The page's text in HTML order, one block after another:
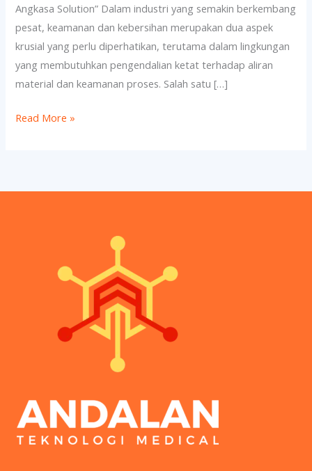
Angkasa Solution” Dalam industri yang semakin berkembang
pesat, keamanan dan kebersihan merupakan dua aspek
krusial yang perlu diperhatikan, terutama dalam lingkungan
yang membutuhkan pengendalian ketat terhadap aliran
material dan keamanan proses. Salah satu […]
Read More »